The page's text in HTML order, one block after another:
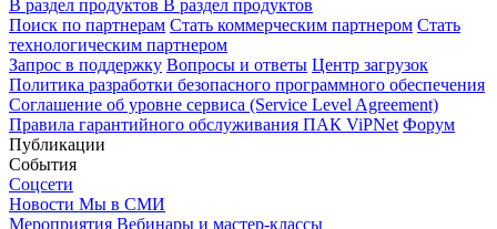
В раздел продуктов В раздел продуктов
Поиск по партнерам Стать коммерческим партнером Стать
технологическим партнером
Запрос в поддержку Вопросы и ответы Центр загрузок
Политика разработки безопасного программного обеспечения
Соглашение об уровне сервиса (Service Level Agreement)
Правила гарантийного обслуживания ПАК ViPNet Форум
Публикации
События
Соцсети
Новости Мы в СМИ
Мероприятия Вебинары и мастер-классы